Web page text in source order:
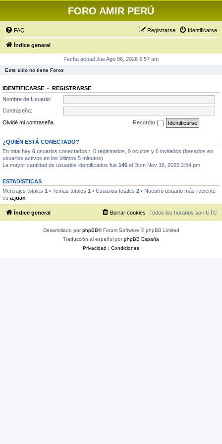
FORO AMIR PERÚ
FAQ Identificarse
Registrarse
Índice general
Fecha actual Jue Ago 06, 2026 5:57 am
Este sitio no tiene Foros
IDENTIFICARSE • REGISTRARSE
Nombre de Usuario:
Contraseña:
Olvidé mi contraseña
Recordar
¿QUIÉN ESTÁ CONECTADO?
En total hay 6 usuarios conectados :: 0 registrados, 0 ocultos y 6 invitados (basados en
usuarios activos en los últimos 5 minutos)
La mayor cantidad de usuarios identificados fue 146 el Dom Nov 16, 2025 2:54 pm
ESTADÍSTICAS
Mensajes totales 1 • Temas totales 1 • Usuarios totales 2 • Nuestro usuario más reciente
es a.juan
Índice general Todos los horarios son UTC
Borrar cookies
Desarrollado porphpBB® Forum Software © phpBB Limited
Traducción al español porphpBB España
Privacidad | Condiciones